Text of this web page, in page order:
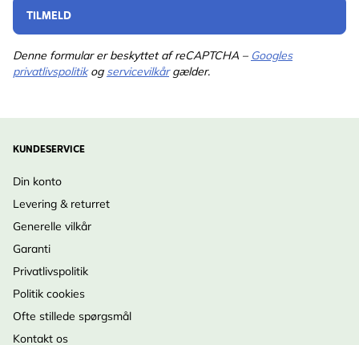
Materiale
TILMELD
Denne formular er beskyttet af reCAPTCHA – Googles
privatlivspolitikog servicevilkårgælder.
KUNDESERVICE
Din konto
Levering & returret
Generelle vilkår
Garanti
Privatlivspolitik
Politik cookies
Ofte stillede spørgsmål
Kontakt os